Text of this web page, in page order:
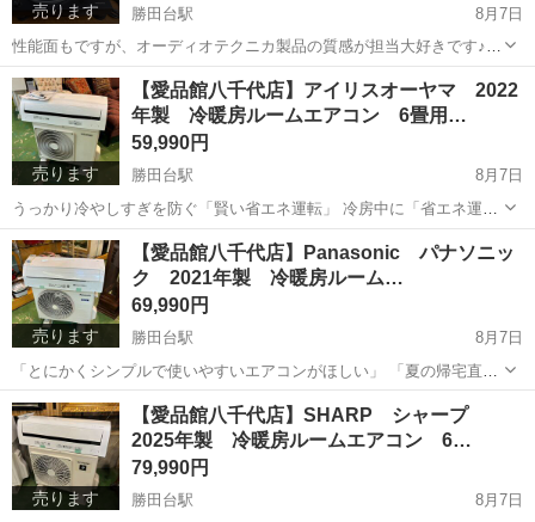
売ります 勝田台駅
8月7日
性能面もですが、オーディオテクニカ製品の質感が担当大好きです♪
アナログでしか味わえない音体感してみてください。 【商品情報】 ダ
イレクトドライブターンテーブル メーカー：オーディオテクニカ 型
式：AT-L...
千葉 八千代市 勝田台駅 オーディオ
オーディオテクニカ
売ります
【愛品館八千代店】アイリスオーヤマ 2022
年製 冷暖房ルームエアコン 6畳用…
59,990円
勝田台駅
8月7日
うっかり冷やしすぎを防ぐ「賢い省エネ運転」 冷房中に「省エネ運
転」にセットしておけば、もし温度を23℃以下に下げすぎてしまって
も、エアコンが自動で「24℃」にやさしくコントロール。お部屋の冷
やしすぎを防いでくれるので、...
千葉 八千代市 勝田台駅 季節、空調家電 商品
売ります
【愛品館八千代店】Panasonic パナソニッ
ク 2021年製 冷暖房ルーム…
69,990円
勝田台駅
8月7日
「とにかくシンプルで使いやすいエアコンがほしい」 「夏の帰宅直後
の、あのムワッとした暑さをすぐになんとかしたい！」 そんな方にお
すすめの1台です！ 冷房を使うと気になるのが内部のカビやニオイで
すよね。 このエアコ...
千葉 八千代市 勝田台駅 季節、空調家電
売ります
【愛品館八千代店】SHARP シャープ
2025年製 冷暖房ルームエアコン 6…
79,990円
勝田台駅
8月7日